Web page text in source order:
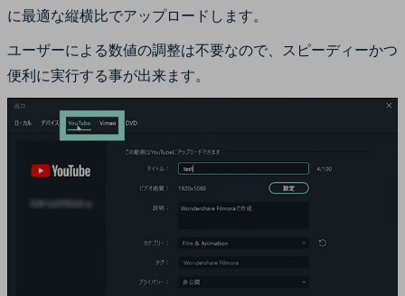
に最適な縦横比でアップロードします。
ユーザーによる数値の調整は不要なので、スピーディーかつ
便利に実行する事が出来ます。